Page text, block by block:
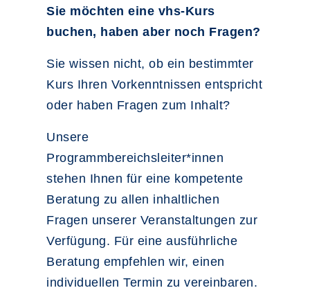
Sie möchten eine vhs-Kurs
buchen, haben aber noch Fragen?
Sie wissen nicht, ob ein bestimmter
Kurs Ihren Vorkenntnissen entspricht
oder haben Fragen zum Inhalt?
Unsere
Programmbereichsleiter*innen
stehen Ihnen für eine kompetente
Beratung zu allen inhaltlichen
Fragen unserer Veranstaltungen zur
Verfügung. Für eine ausführliche
Beratung empfehlen wir, einen
individuellen Termin zu vereinbaren.